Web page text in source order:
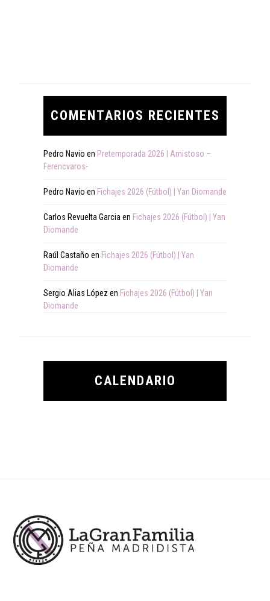
COMENTARIOS RECIENTES
Pedro Navio en Pretemporada 2026 | Amistoso –
Ferencvaros-
Pedro Navio en Fichajes 2026 (Fútbol) | Yan Diomande
Carlos Revuelta Garciaen Fichajes 2026 (Fútbol) | Yan
Diomande
Raúl Castaño en Fichajes 2026 (Fútbol) | Yan
Diomande
Sergio Alias López en Fichajes 2026 (Fútbol) | Yan
Diomande
CALENDARIO